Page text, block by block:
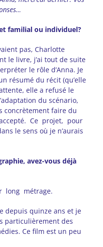
familial ou individuel?
pas, Charlotte
le livre, j’ai tout de suite
le rôle d’Anna. Je
résumé du récit (qu’elle
elle a refusé le
du scénario,
concrètement faire du
Ce projet, pour
le sens où je n’aurais
avez-vous déjà
long métrage.
depuis quinze ans et je
particulièrement des
Ce film est un peu